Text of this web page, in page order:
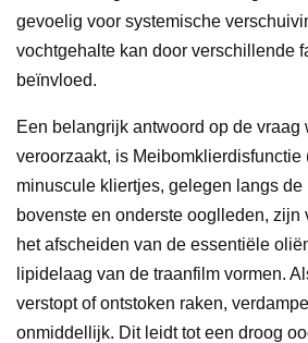
gevoelig voor systemische
vochtgehalte kan door verschillende
beïnvloed.
Een belangrijk antwoord op de vraag
veroorzaakt, is Meibomklierdisfunctie
minuscule kliertjes, gelegen langs de
bovenste en onderste ooglleden,
het afscheiden van de essentiële
lipidelaag van de traanfilm vormen.
verstopt of ontstoken raken,
onmiddellijk. Dit leidt tot een droog